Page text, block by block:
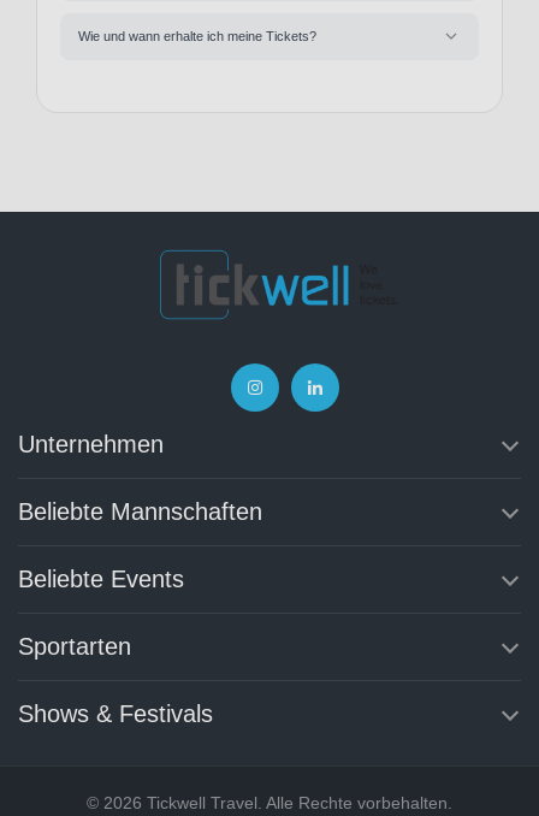
Wie und wann erhalte ich meine Tickets?
Unternehmen
Beliebte Mannschaften
Beliebte Events
Sportarten
Shows & Festivals
© 2026 Tickwell Travel. Alle Rechte vorbehalten.